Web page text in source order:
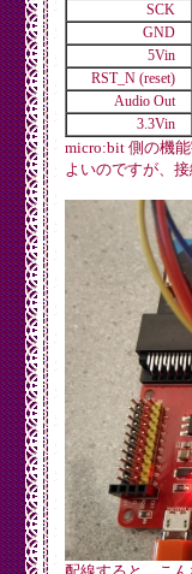
SCK
GND
5Vin
RST_N (reset)
Audio Out
3.3Vin
micro:bit 側の機
よいのですが、